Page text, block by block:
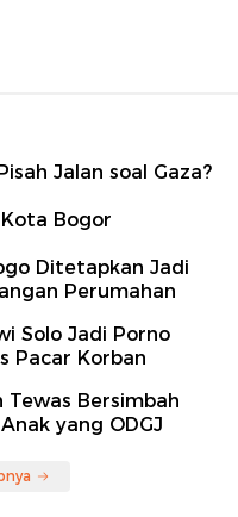
Jalan soal Gaza?
Bogor
Ditetapkan Jadi
Perumahan
Solo Jadi Porno
Pacar Korban
Tewas Bersimbah
yang ODGJ